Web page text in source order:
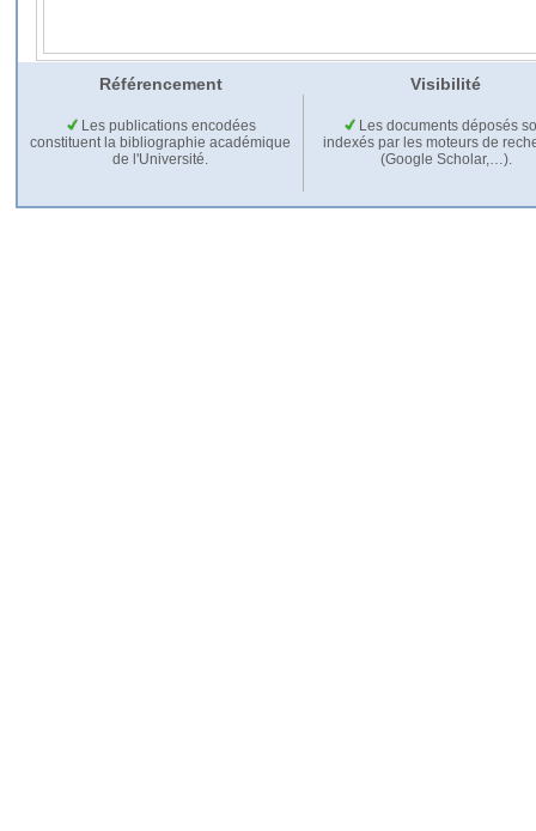
Référencement Visibilité
Les publications encodées
constituent la bibliographie académique
de l'Université.
Les documents déposés
indexés par les moteurs de
(Google Scholar,…).